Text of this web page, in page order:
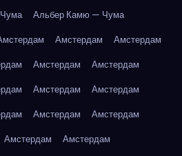
Альбер Камю — Чума
Амстердам
Амстердам
Амстердам
Амстердам
Амстердам
Амстердам
Амстердам
Амстердам
Амстердам
Амстердам